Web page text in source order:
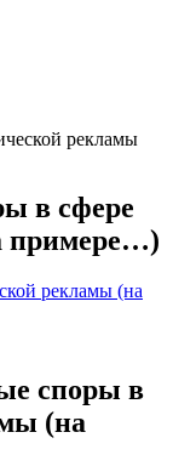
рекламы
в сфере
примере…)
споры в
(на